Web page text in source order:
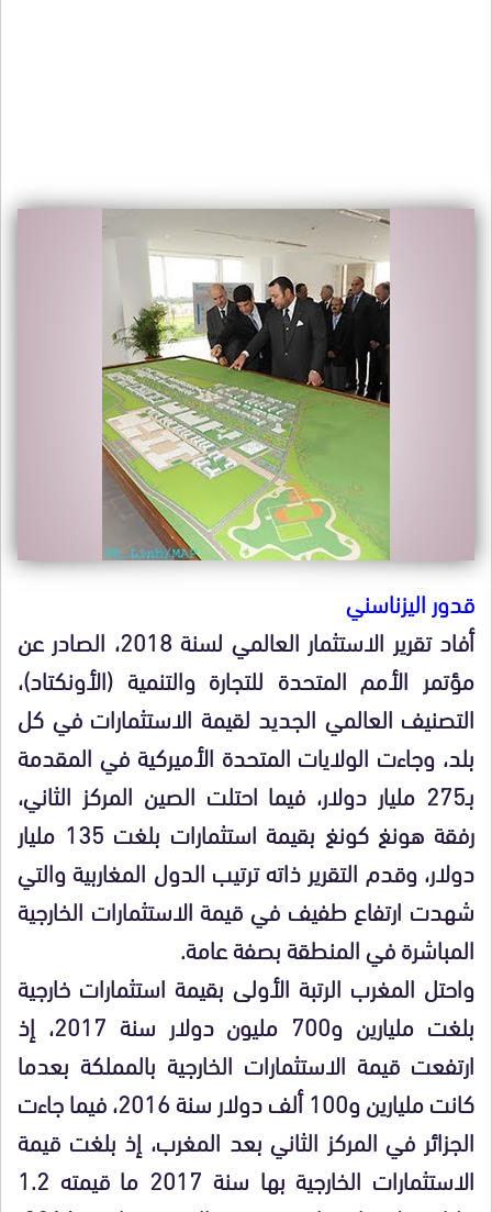
قدور اليزناسني
أفاد تقرير الاستثمار العالمي لسنة 2018، الصادر عن
مؤتمر الأمم المتحدة للتجارة والتنمية (الأونكتاد)،
التصنيف العالمي الجديد لقيمة الاستثمارات في كل
بلد، وجاءت الولايات المتحدة الأميركية في المقدمة
بـ275 مليار دولار، فيما احتلت الصين المركز الثاني،
رفقة هونغ كونغ بقيمة استثمارات بلغت 135 مليار
دولار، وقدم التقرير ذاته ترتيب الدول المغاربية والتي
شهدت ارتفاع طفيف في قيمة الاستثمارات الخارجية
المباشرة في المنطقة بصفة عامة.
واحتل المغرب الرتبة الأولى بقيمة استثمارات خارجية
بلغت مليارين و700 مليون دولار سنة 2017، إذ
ارتفعت قيمة الاستثمارات الخارجية بالمملكة بعدما
كانت مليارين و100 ألف دولار سنة 2016، فيما جاءت
الجزائر في المركز الثاني بعد المغرب، إذ بلغت قيمة
الاستثمارات الخارجية بها سنة 2017 ما قيمته 1.2